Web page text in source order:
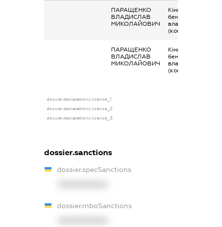
ПАРАЩЕНКО
ВЛАДИСЛАВ
МИКОЛАЙОВИЧ
Кінцевий
бенефіціарний
власник
(контролер)
ПАРАЩЕНКО
ВЛАДИСЛАВ
МИКОЛАЙОВИЧ
Кінцевий
бенефіціарний
власник
(контролер)
dossier.declarations.license_1
dossier.declarations.license_2
dossier.declarations.license_3
dossier.sanctions
dossier.specSanctions
dossier.rnboSanctions